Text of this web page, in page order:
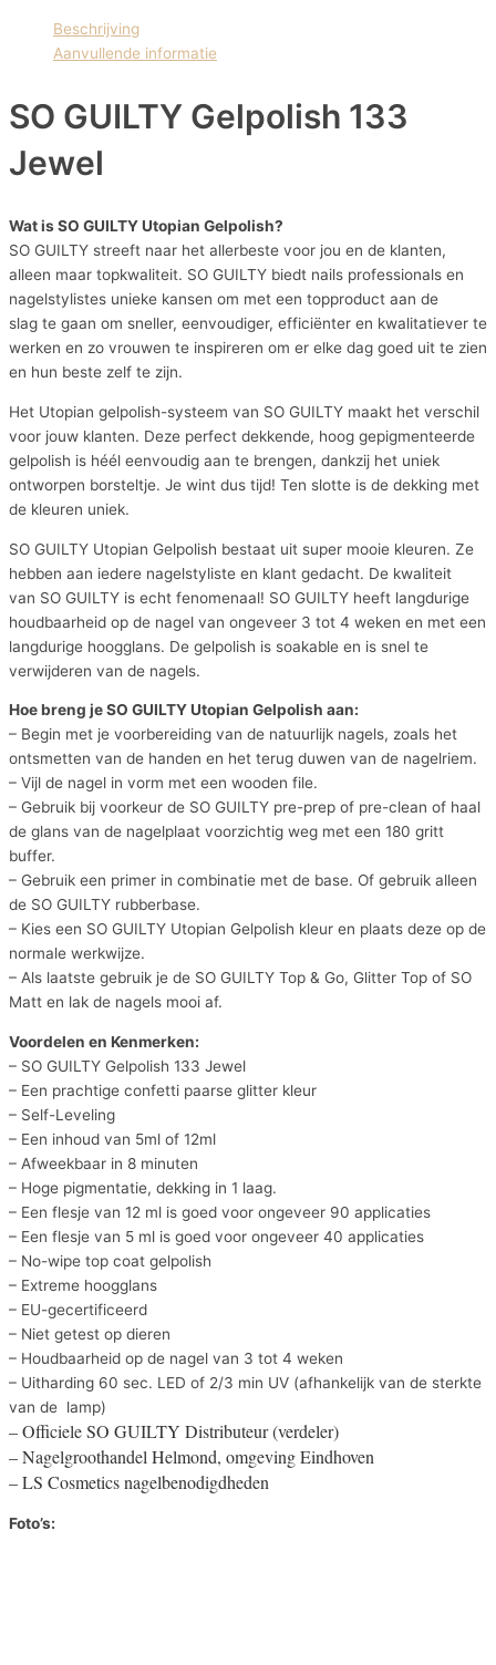
Beschrijving
Aanvullende informatie
SO GUILTY Gelpolish 133
Jewel
Wat is SO GUILTY Utopian Gelpolish?
SO GUILTY streeft naar het allerbeste voor jou en de klanten,
alleen maar topkwaliteit. SO GUILTY biedt nails professionals en
nagelstylistes unieke kansen om met een topproduct aan de
slag te gaan om sneller, eenvoudiger, efficiënter en kwalitatiever te
werken en zo vrouwen te inspireren om er elke dag goed uit te zien
en hun beste zelf te zijn.
Het Utopian gelpolish-systeem van SO GUILTY maakt het verschil
voor jouw klanten. Deze perfect dekkende, hoog gepigmenteerde
gelpolish is héél eenvoudig aan te brengen, dankzij het uniek
ontworpen borsteltje. Je wint dus tijd! Ten slotte is de dekking met
de kleuren uniek.
SO GUILTY Utopian Gelpolish bestaat uit super mooie kleuren. Ze
hebben aan iedere nagelstyliste en klant gedacht. De kwaliteit
van SO GUILTY is echt fenomenaal! SO GUILTY heeft langdurige
houdbaarheid op de nagel van ongeveer 3 tot 4 weken en met een
langdurige hoogglans. De gelpolish is soakable en is snel te
verwijderen van de nagels.
Hoe breng je SO GUILTY Utopian Gelpolish aan:
– Begin met je voorbereiding van de natuurlijk nagels, zoals het
ontsmetten van de handen en het terug duwen van de nagelriem.
– Vijl de nagel in vorm met een wooden file.
– Gebruik bij voorkeur de SO GUILTY pre-prep of pre-clean of haal
de glans van de nagelplaat voorzichtig weg met een 180 gritt
buffer.
– Gebruik een primer in combinatie met de base. Of gebruik alleen
de SO GUILTY rubberbase.
– Kies een SO GUILTY Utopian Gelpolish kleur en plaats deze op de
normale werkwijze.
– Als laatste gebruik je de SO GUILTY Top & Go, Glitter Top of SO
Matt en lak de nagels mooi af.
Voordelen en Kenmerken:
– SO GUILTY Gelpolish 133 Jewel
– Een prachtige confetti paarse glitter kleur
– Self-Leveling
– Een inhoud van 5ml of 12ml
– Afweekbaar in 8 minuten
– Hoge pigmentatie, dekking in 1 laag.
– Een flesje van 12 ml is goed voor ongeveer 90 applicaties
– Een flesje van 5 ml is goed voor ongeveer 40 applicaties
– No-wipe top coat gelpolish
– Extreme hoogglans
– EU-gecertificeerd
– Niet getest op dieren
– Houdbaarheid op de nagel van 3 tot 4 weken
– Uitharding 60 sec. LED of 2/3 min UV (afhankelijk van de sterkte
van de lamp)
– Officiele SO GUILTY Distributeur (verdeler)
– Nagelgroothandel Helmond, omgeving Eindhoven
– LS Cosmetics nagelbenodigdheden
Foto’s: